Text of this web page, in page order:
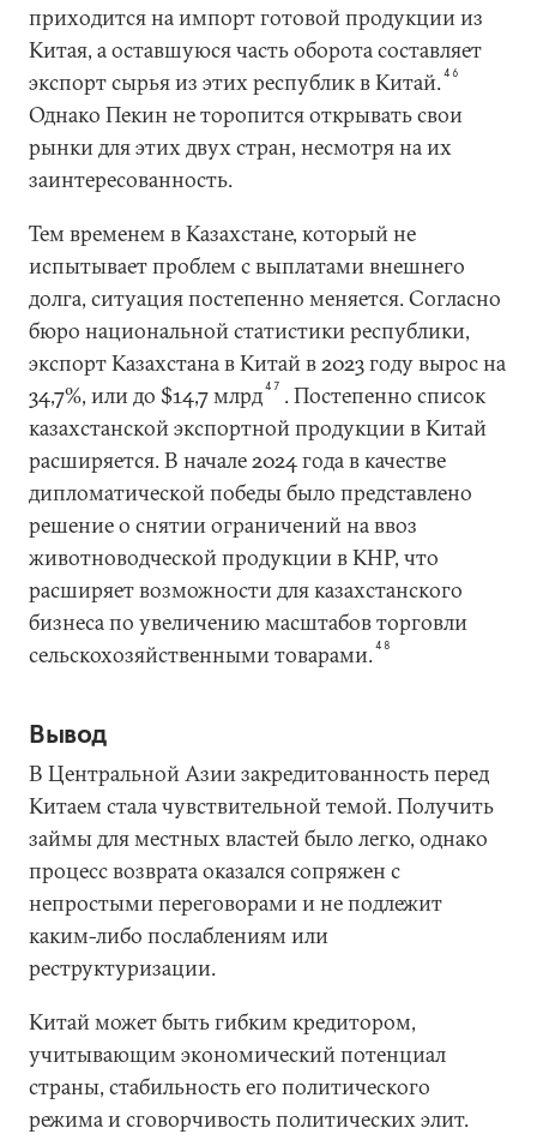
приходится на импорт готовой продукции из
Китая, а оставшуюся часть оборота составляет
экспорт сырья из этих республик в Китай.46
Однако Пекин не торопится открывать свои
рынки для этих двух стран, несмотря на их
заинтересованность.
Тем временем в Казахстане, который не
испытывает проблем с выплатами внешнего
долга, ситуация постепенно меняется. Согласно
бюро национальной статистики республики,
экспорт Казахстана в Китай в 2023 году вырос на
34,7%, или до $14,7 млрд47 . Постепенно список
казахстанской экспортной продукции в Китай
расширяется. В начале 2024 года в качестве
дипломатической победы было представлено
решение о снятии ограничений на ввоз
животноводческой продукции в КНР, что
расширяет возможности для казахстанского
бизнеса по увеличению масштабов торговли
сельскохозяйственными товарами.48
Вывод
В Центральной Азии закредитованность перед
Китаем стала чувствительной темой. Получить
займы для местных властей было легко, однако
процесс возврата оказался сопряжен с
непростыми переговорами и не подлежит
каким-либо послаблениям или
реструктуризации.
Китай может быть гибким кредитором,
учитывающим экономический потенциал
страны, стабильность его политического
режима и сговорчивость политических элит.